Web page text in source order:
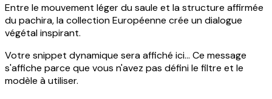
Entre le mouvement léger du saule et la structure affirmée
du pachira, la collection Européenne crée un dialogue
végétal inspirant.
Votre snippet dynamique sera affiché ici... Ce message
s'affiche parce que vous n'avez pas défini le filtre et le
modèle à utiliser.